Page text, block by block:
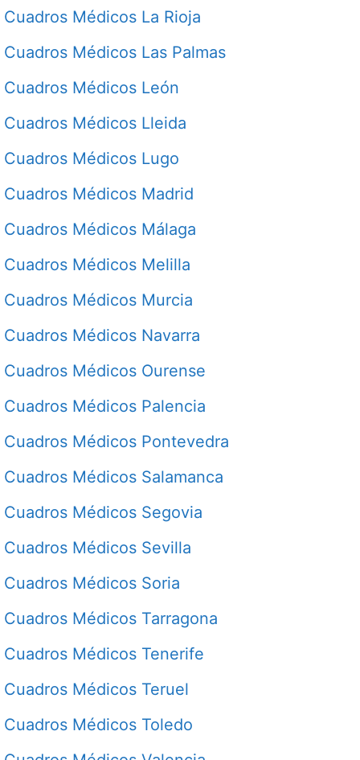
Cuadros Médicos La Rioja
Cuadros Médicos Las Palmas
Cuadros Médicos León
Cuadros Médicos Lleida
Cuadros Médicos Lugo
Cuadros Médicos Madrid
Cuadros Médicos Málaga
Cuadros Médicos Melilla
Cuadros Médicos Murcia
Cuadros Médicos Navarra
Cuadros Médicos Ourense
Cuadros Médicos Palencia
Cuadros Médicos Pontevedra
Cuadros Médicos Salamanca
Cuadros Médicos Segovia
Cuadros Médicos Sevilla
Cuadros Médicos Soria
Cuadros Médicos Tarragona
Cuadros Médicos Tenerife
Cuadros Médicos Teruel
Cuadros Médicos Toledo